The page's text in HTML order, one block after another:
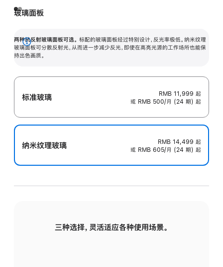
玻璃面板
两种抗反射玻璃面板可选。 标配的玻璃面板经过特别设计，反光率极低。纳米纹理
玻璃面板可分散反射光，从而进一步减少反光，即使在高亮光源的工作场所也能保
持出色画质。
展
开
标准玻璃 RMB 11,999 起
或 RMB 500/月 (24 期) 起
纳米纹理玻璃 RMB 14,499 起
或 RMB 605/月 (24 期) 起
三种选择，灵活适应各种使用场景。